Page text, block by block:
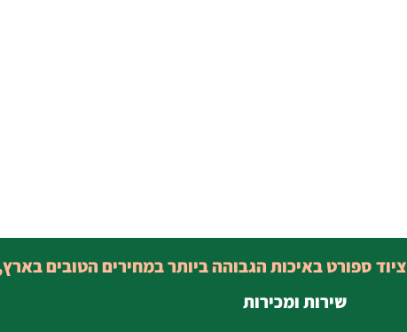
שירות ומכירות
ציוד ספורט באיכות הגבוהה ביותר במחירים הטובים